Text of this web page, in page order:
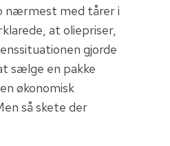
nærmest med tårer i
at oliepriser,
gjorde
sælge en pakke
økonomisk
så skete der